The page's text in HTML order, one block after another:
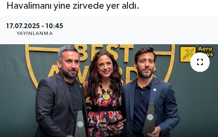
Havalimanı yine zirvede yer aldı.
17.07.2025 - 10:45
YAYINLANMA